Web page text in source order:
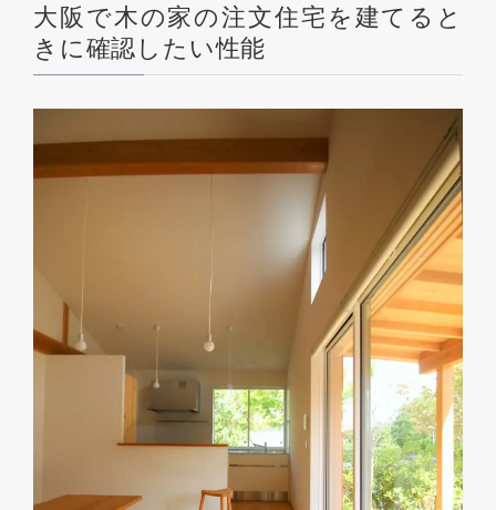
大阪で木の家の注文住宅を建てると
きに確認したい性能